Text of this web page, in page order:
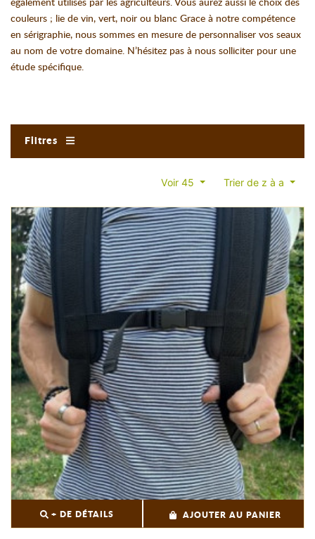
également utilisés par les agriculteurs. Vous aurez aussi le choix des
couleurs ; lie de vin, vert, noir ou blanc Grace à notre compétence
en sérigraphie, nous sommes en mesure de personnaliser vos seaux
au nom de votre domaine. N’hésitez pas à nous solliciter pour une
étude spécifique.
Filtres
Voir 45 Trier de z à a
+ DE DÉTAILS AJOUTER AU PANIER